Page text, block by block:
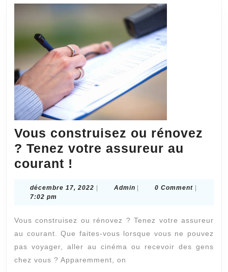
perdre
en
autonomie
?
Vous construisez ou rénovez
? Tenez votre assureur au
courant !
ou
?
Tenez
décembre 17, 2022 décembre
AdminAdmin0 Comment
7:02 pm
Vous construisez ou rénovez ? Tenez votre assureur
au courant. Que faites-vous lorsque vous ne pouvez
pas voyager, aller au cinéma ou recevoir des gens
chez vous ? Apparemment, on